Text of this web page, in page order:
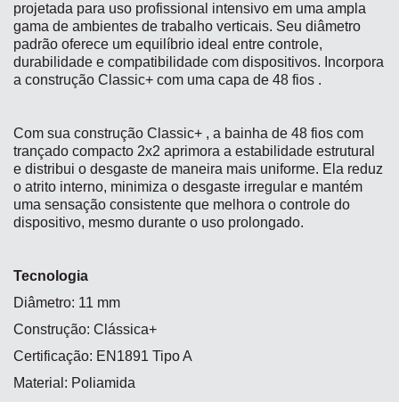
projetada para uso profissional intensivo em uma ampla
gama de ambientes de trabalho verticais. Seu diâmetro
padrão oferece um equilíbrio ideal entre controle,
durabilidade e compatibilidade com dispositivos. Incorpora
a construção Classic+ com uma capa de 48 fios .
Com sua construção Classic+ , a bainha de 48 fios com
trançado compacto 2x2 aprimora a estabilidade estrutural
e distribui o desgaste de maneira mais uniforme. Ela reduz
o atrito interno, minimiza o desgaste irregular e mantém
uma sensação consistente que melhora o controle do
dispositivo, mesmo durante o uso prolongado.
Tecnologia
Diâmetro: 11 mm
Construção: Clássica+
Certificação: EN1891 Tipo A
Material: Poliamida